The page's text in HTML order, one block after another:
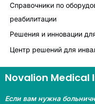
Справочники по
реабилитации
Решения и инновации
Центр решений для
Novalion Medical
Если вам нужна